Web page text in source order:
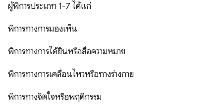
ผู้พิการประเภท 1-7 ได้แก่
พิการทางการมองเห็น
พิการทางการได้ยินหรือสื่อความหมาย
พิการทางการเคลื่อนไหวหรือทางร่างกาย
พิการทางจิตใจหรือพฤติกรรม